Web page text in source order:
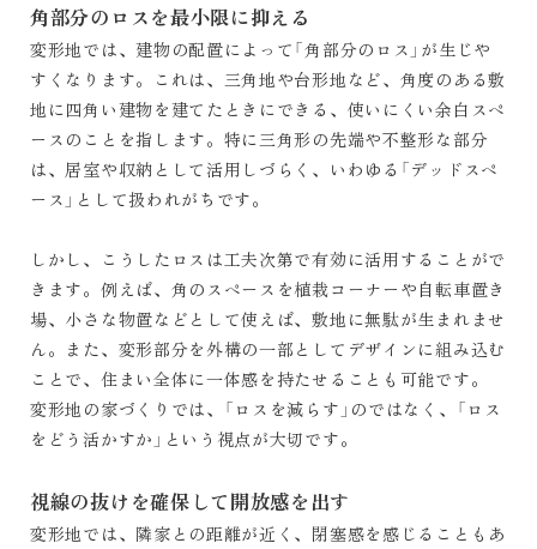
角部分のロスを最小限に抑える
変形地では、建物の配置によって「角部分のロス」が生じや
すくなります。これは、三角地や台形地など、角度のある敷
地に四角い建物を建てたときにできる、使いにくい余白スペ
ースのことを指します。特に三角形の先端や不整形な部分
は、居室や収納として活用しづらく、いわゆる「デッドスペ
ース」として扱われがちです。
しかし、こうしたロスは工夫次第で有効に活用することがで
きます。例えば、角のスペースを植栽コーナーや自転車置き
場、小さな物置などとして使えば、敷地に無駄が生まれませ
ん。また、変形部分を外構の一部としてデザインに組み込む
ことで、住まい全体に一体感を持たせることも可能です。
変形地の家づくりでは、「ロスを減らす」のではなく、「ロス
をどう活かすか」という視点が大切です。
視線の抜けを確保して開放感を出す
変形地では、隣家との距離が近く、閉塞感を感じることもあ